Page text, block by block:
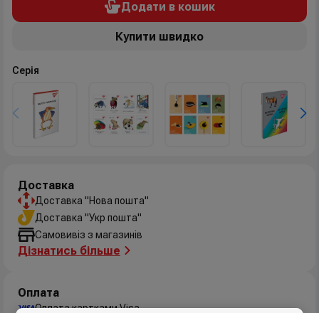
Додати в кошик
Купити швидко
Серія
Доставка
Доставка "Нова пошта"
Доставка "Укр пошта"
Самовивіз з магазинів
Дізнатись більше
Оплата
Оплата картками Visa